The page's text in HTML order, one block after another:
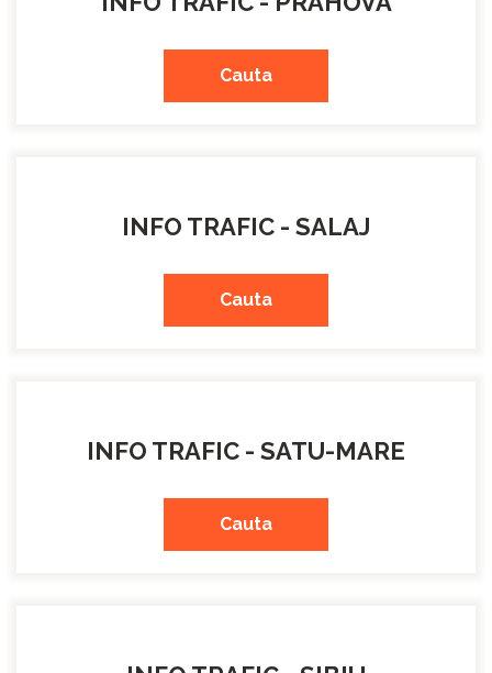
Cauta
INFO TRAFIC - SALAJ
Cauta
INFO TRAFIC - SATU-MARE
Cauta